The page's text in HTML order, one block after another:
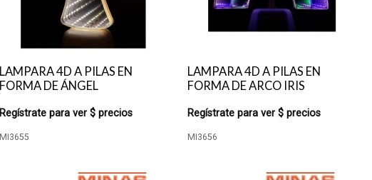
LAMPARA 4D A PILAS EN
FORMA DE ÁNGEL
Regístrate para ver $ precios
MI3655
LAMPARA 4D A PILAS EN
FORMA DE ARCO IRIS
Regístrate para ver $ precios
MI3656